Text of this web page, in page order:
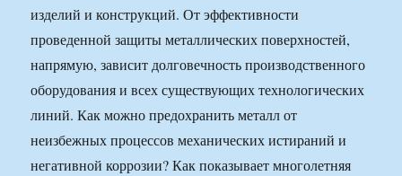
изделий и конструкций. От эффективности
проведенной защиты металлических поверхностей,
напрямую, зависит долговечность производственного
оборудования и всех существующих технологических
линий. Как можно предохранить металл от
неизбежных процессов механических истираний и
негативной коррозии? Как показывает многолетняя